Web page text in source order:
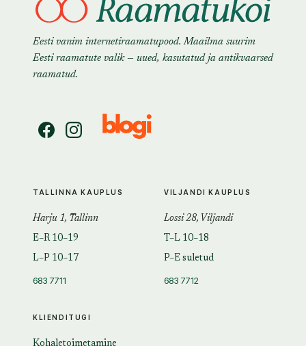
Eesti vanim internetiraamatupood. Maailma suurim
Eesti raamatute valik — uued, kasutatud ja antikvaarsed
raamatud.
KLIENDITUGI
TALLINNA KAUPLUS
Harju 1, Tallinn
E–R 10–19
L–P 10–17
683 7711
VILJANDI KAUPLUS
Lossi 28, Viljandi
T–L 10–18
P–E suletud
683 7712